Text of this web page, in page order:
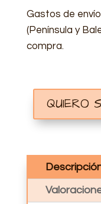
Gastos de
(Península y
compra.
QUIERO